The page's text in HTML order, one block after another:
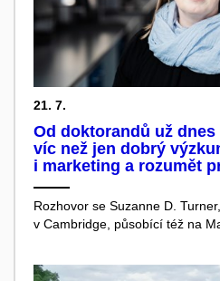
21. 7.
Od doktorandů už dnes
víc než jen dobrý
i marketing a rozumět
Rozhovor se Suzanne D.
v Cambridge, působící též na